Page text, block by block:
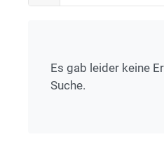
Es gab leider keine
Suche.